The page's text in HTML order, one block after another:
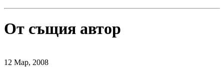
От същия автор
12 Мар, 2008